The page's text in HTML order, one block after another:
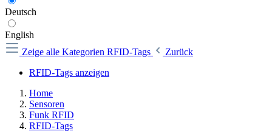
Deutsch
English
Zeige alle Kategorien RFID-Tags
Zurück
RFID-Tags anzeigen
Home
Sensoren
Funk RFID
RFID-Tags